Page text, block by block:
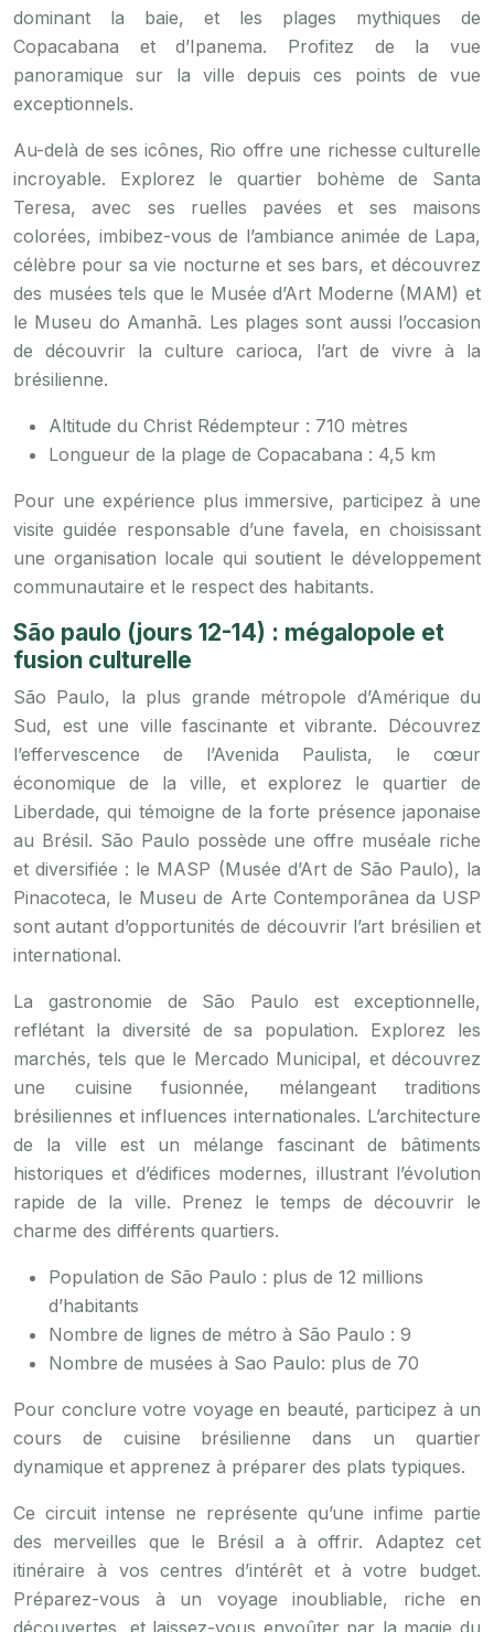
dominant la baie, et les plages mythiques de
Copacabana et d’Ipanema. Profitez de la vue
panoramique sur la ville depuis ces points de vue
exceptionnels.
Au-delà de ses icônes, Rio offre une richesse culturelle
incroyable. Explorez le quartier bohème de Santa
Teresa, avec ses ruelles pavées et ses maisons
colorées, imbibez-vous de l’ambiance animée de Lapa,
célèbre pour sa vie nocturne et ses bars, et découvrez
des musées tels que le Musée d’Art Moderne (MAM) et
le Museu do Amanhã. Les plages sont aussi l’occasion
de découvrir la culture carioca, l’art de vivre à la
brésilienne.
Altitude du Christ Rédempteur : 710 mètres
Longueur de la plage de Copacabana : 4,5 km
Pour une expérience plus immersive, participez à une
visite guidée responsable d’une favela, en choisissant
une organisation locale qui soutient le développement
communautaire et le respect des habitants.
São paulo (jours 12-14) : mégalopole et
fusion culturelle
São Paulo, la plus grande métropole d’Amérique du
Sud, est une ville fascinante et vibrante. Découvrez
l’effervescence de l’Avenida Paulista, le cœur
économique de la ville, et explorez le quartier de
Liberdade, qui témoigne de la forte présence japonaise
au Brésil. São Paulo possède une offre muséale riche
et diversifiée : le MASP (Musée d’Art de São Paulo), la
Pinacoteca, le Museu de Arte Contemporânea da USP
sont autant d’opportunités de découvrir l’art brésilien et
international.
La gastronomie de São Paulo est exceptionnelle,
reflétant la diversité de sa population. Explorez les
marchés, tels que le Mercado Municipal, et découvrez
une cuisine fusionnée, mélangeant traditions
brésiliennes et influences internationales. L’architecture
de la ville est un mélange fascinant de bâtiments
historiques et d’édifices modernes, illustrant l’évolution
rapide de la ville. Prenez le temps de découvrir le
charme des différents quartiers.
Population de São Paulo : plus de 12 millions
d’habitants
Nombre de lignes de métro à São Paulo : 9
Nombre de musées à Sao Paulo: plus de 70
Pour conclure votre voyage en beauté, participez à un
cours de cuisine brésilienne dans un quartier
dynamique et apprenez à préparer des plats typiques.
Ce circuit intense ne représente qu’une infime partie
des merveilles que le Brésil a à offrir. Adaptez cet
itinéraire à vos centres d’intérêt et à votre budget.
Préparez-vous à un voyage inoubliable, riche en
découvertes, et laissez-vous envoûter par la magie du